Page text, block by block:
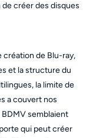
créer des disques
de Blu-ray,
et la structure du
la limite de
a couvert nos
semblaient
qui peut créer